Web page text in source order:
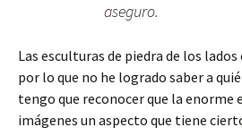
aseguro.
Las esculturas de piedra de los
por lo que no he logrado saber a
tengo que reconocer que la enorme
imágenes un aspecto que tiene